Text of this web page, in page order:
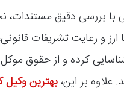
با بررسی دقیق
ارز و رعایت تشریفات
کرده و از حقوق
علاوه بر این،بهترین وکیل